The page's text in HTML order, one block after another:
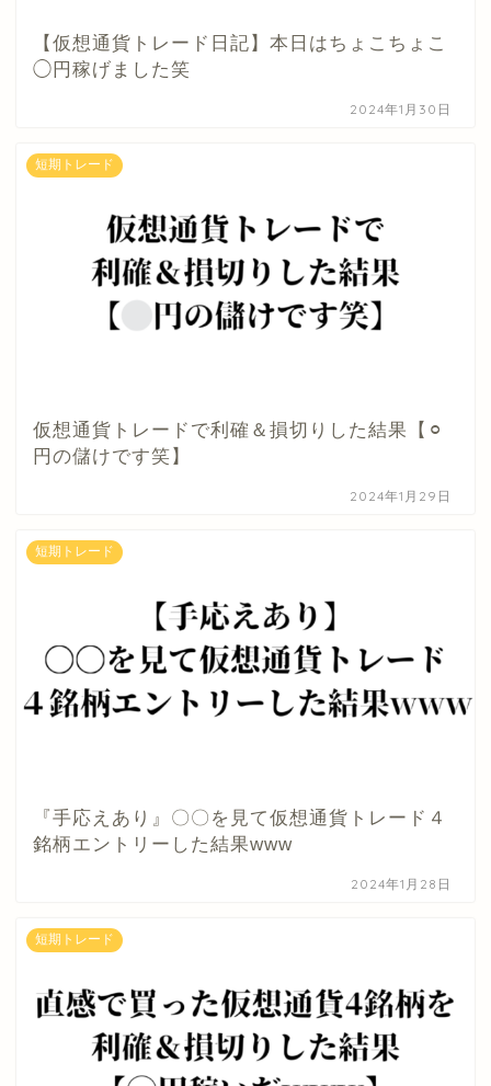
【仮想通貨トレード日記】本日はちょこちょこ
◯円稼げました笑
2024年1月30日
短期トレード
仮想通貨トレードで利確＆損切りした結果【⚪︎
円の儲けです笑】
2024年1月29日
短期トレード
『手応えあり』〇〇を見て仮想通貨トレード４
銘柄エントリーした結果www
2024年1月28日
短期トレード